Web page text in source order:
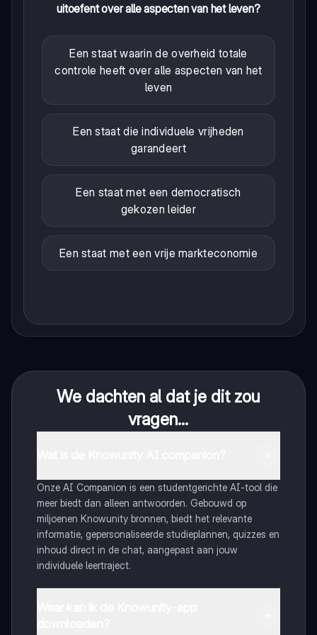
uitoefent over alle aspecten van het leven?
Een staat waarin de overheid totale
controle heeft over alle aspecten van het
leven
Een staat die individuele vrijheden
garandeert
Een staat met een democratisch
gekozen leider
Een staat met een vrije markteconomie
We dachten al dat je dit zou
vragen...
Onze AI Companion is een studentgerichte AI-tool die
meer biedt dan alleen antwoorden. Gebouwd op
miljoenen Knowunity bronnen, biedt het relevante
informatie, gepersonaliseerde studieplannen, quizzes en
inhoud direct in de chat, aangepast aan jouw
individuele leertraject.